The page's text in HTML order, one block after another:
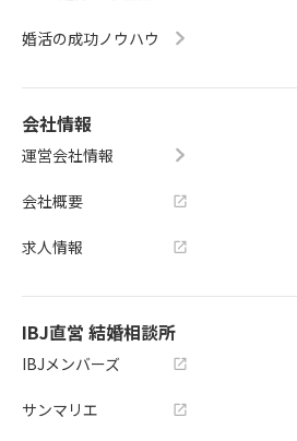
婚活の成功ノウハウ
会社情報
運営会社情報
会社概要
求人情報
IBJ直営 結婚相談所
IBJメンバーズ
サンマリエ